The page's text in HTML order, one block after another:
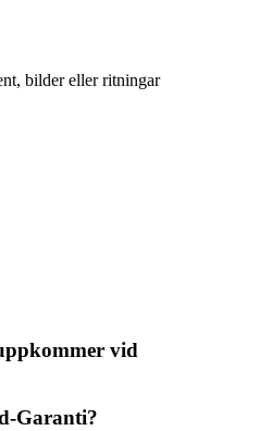
bilder eller ritningar
vid
Garanti?